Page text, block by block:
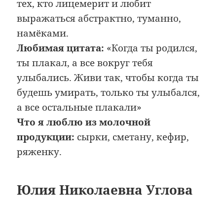
тех, кто лицемерит и любит
выражаться абстрактно, туманно,
намёками.
Любимая цитата: «Когда ты родился,
ты плакал, а все вокруг тебя
улыбались. Живи так, чтобы когда ты
будешь умирать, только ты улыбался,
а все остальные плакали»
Что я люблю из молочной
продукции: сырки, сметану, кефир,
ряженку.
Юлия Николаевна Углова